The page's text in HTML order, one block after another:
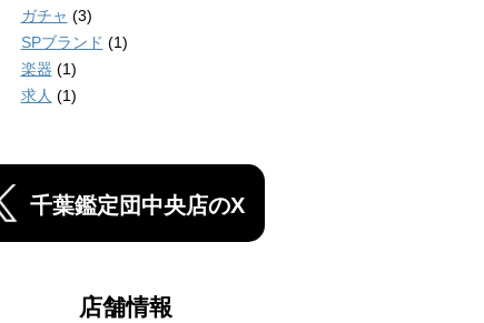
ガチャ (3)
SPブランド (1)
楽器 (1)
求人 (1)
千葉鑑定団中央店のX
店舗情報